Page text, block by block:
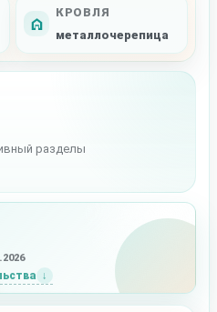
КРОВЛЯ
металлочерепица
разделы